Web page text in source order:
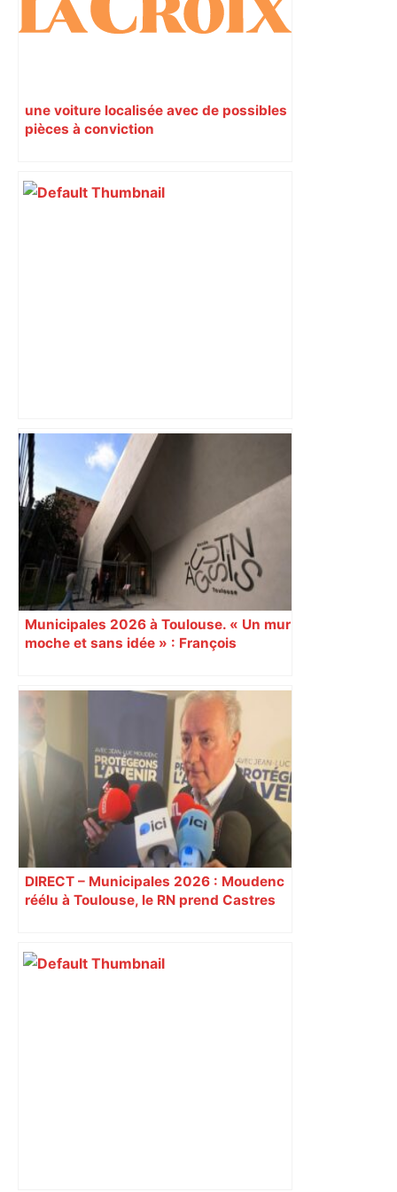
une voiture localisée avec de possibles
pièces à conviction
Après la fusion avec la liste PS
Toulouse, le candidat LFI salue "une
dynamique qui nous oblige à la
responsabilité" – Franceinfo
Municipales 2026 à Toulouse. « Un mur
moche et sans idée » : François
Augustins
DIRECT – Municipales 2026 : Moudenc
réélu à Toulouse, le RN prend Castres